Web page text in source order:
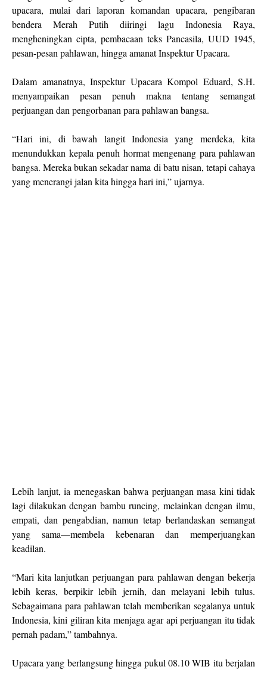
upacara, mulai dari laporan komandan upacara, pengibaran
bendera Merah Putih diiringi lagu Indonesia Raya,
mengheningkan cipta, pembacaan teks Pancasila, UUD 1945,
pesan-pesan pahlawan, hingga amanat Inspektur Upacara.
Dalam amanatnya, Inspektur Upacara Kompol Eduard, S.H.
menyampaikan pesan penuh makna tentang semangat
perjuangan dan pengorbanan para pahlawan bangsa.
“Hari ini, di bawah langit Indonesia yang merdeka, kita
menundukkan kepala penuh hormat mengenang para pahlawan
bangsa. Mereka bukan sekadar nama di batu nisan, tetapi cahaya
yang menerangi jalan kita hingga hari ini,” ujarnya.
Lebih lanjut, ia menegaskan bahwa perjuangan masa kini tidak
lagi dilakukan dengan bambu runcing, melainkan dengan ilmu,
empati, dan pengabdian, namun tetap berlandaskan semangat
yang sama—membela kebenaran dan memperjuangkan
keadilan.
“Mari kita lanjutkan perjuangan para pahlawan dengan bekerja
lebih keras, berpikir lebih jernih, dan melayani lebih tulus.
Sebagaimana para pahlawan telah memberikan segalanya untuk
Indonesia, kini giliran kita menjaga agar api perjuangan itu tidak
pernah padam,” tambahnya.
Upacara yang berlangsung hingga pukul 08.10 WIB itu berjalan